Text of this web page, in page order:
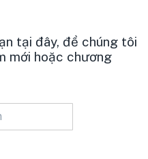
tại đây, để chúng tôi
mới hoặc chương